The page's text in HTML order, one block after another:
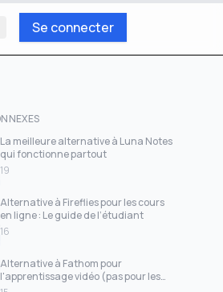
Se connecter
La meilleure alternative à Luna Notes
qui fonctionne partout
19
Alternative à Fireflies pour les cours
en ligne : Le guide de l’étudiant
16
Alternative à Fathom pour
l'apprentissage vidéo (pas pour les
réunions)